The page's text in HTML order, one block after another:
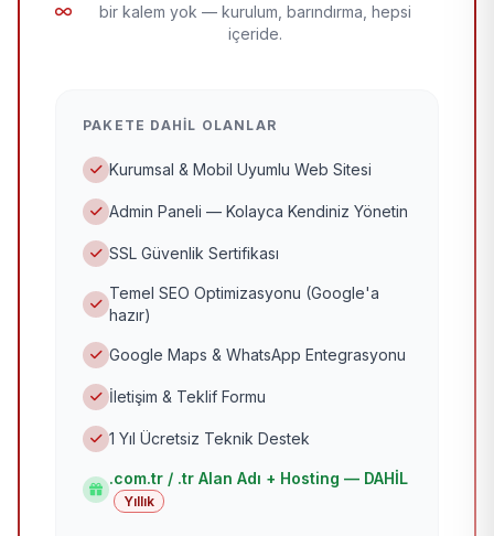
bir kalem yok — kurulum, barındırma, hepsi
içeride.
PAKETE DAHIL OLANLAR
Kurumsal & Mobil Uyumlu Web Sitesi
Admin Paneli — Kolayca Kendiniz Yönetin
SSL Güvenlik Sertifikası
Temel SEO Optimizasyonu (Google'a
hazır)
Google Maps & WhatsApp Entegrasyonu
İletişim & Teklif Formu
1 Yıl Ücretsiz Teknik Destek
.com.tr / .tr Alan Adı + Hosting — DAHİL
Yıllık